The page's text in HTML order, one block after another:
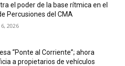
el poder de la base rítmica en el
Percusiones del CMA
2026
“Ponte al Corriente”; ahora
a propietarios de vehículos